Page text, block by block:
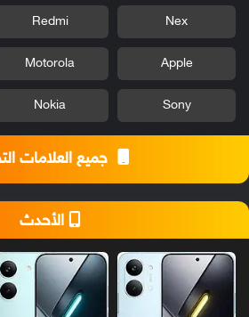
Nex
Redmi
Apple
Motorola
Sony
Nokia
جميع العلامات
الأحدث